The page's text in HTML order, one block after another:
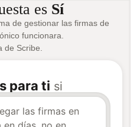
es Sí
de gestionar las firmas de
funcionara.
de Scribe.
para ti si
las firmas en